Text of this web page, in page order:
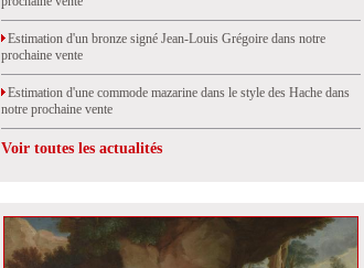
Estimation d'un bronze signé Jean-Louis Grégoire dans notre
prochaine vente
Estimation d'une commode mazarine dans le style des Hache dans
notre prochaine vente
Voir toutes les actualités